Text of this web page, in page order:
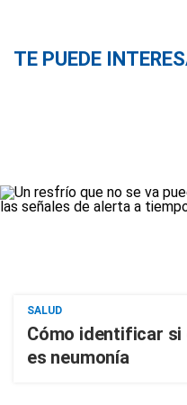
TE PUEDE
SALUD
Cómo identificar
es neumonía